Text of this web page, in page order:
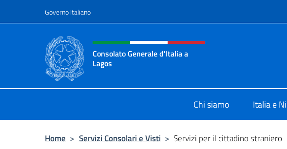
Governo Italiano
Intestazione sito, social e menù
Consolato Generale d'Italia a
Lagos
Chi siamo Italia e
Home > Servizi Consolari e Visti > Servizi per il cittadino straniero